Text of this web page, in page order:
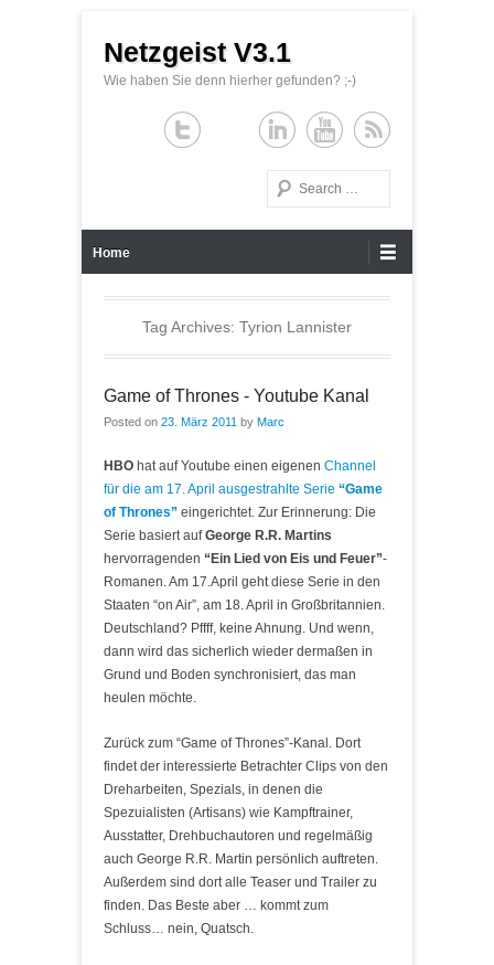
Netzgeist V3.1
Wie haben Sie denn hierher gefunden? ;-)
Search
Home
Tag Archives: Tyrion Lannister
Game of Thrones - Youtube Kanal
Posted on 23. März 2011 by Marc
HBO hat auf Youtube einen eigenen Channel
für die am 17. April ausgestrahlte Serie “Game
of Thrones” eingerichtet. Zur Erinnerung: Die
Serie basiert aufGeorge R.R. Martins
hervorragenden “Ein Lied von Eis und Feuer”-
Romanen. Am 17.April geht diese Serie in den
Staaten “on Air”, am 18. April in Großbritannien.
Deutschland? Pffff, keine Ahnung. Und wenn,
dann wird das sicherlich wieder dermaßen in
Grund und Boden synchronisiert, das man
heulen möchte.
Zurück zum “Game of Thrones”-Kanal. Dort
findet der interessierte Betrachter Clips von den
Dreharbeiten, Spezials, in denen die
Spezuialisten (Artisans) wie Kampftrainer,
Ausstatter, Drehbuchautoren und regelmäßig
auch George R.R. Martin persönlich auftreten.
Außerdem sind dort alle Teaser und Trailer zu
finden. Das Beste aber … kommt zum
Schluss… nein, Quatsch.